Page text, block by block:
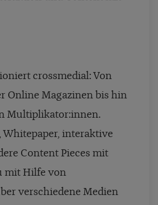
crossmedial: Von
Online Magazinen bis hin
Multiplikator:innen.
Whitepaper, interaktive
Content Pieces mit
mit Hilfe von
verschiedene Medien